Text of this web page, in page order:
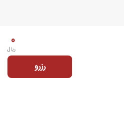
0
ریال
رزرو